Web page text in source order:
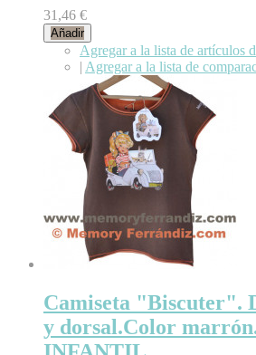
31,46 €
Añadir
Agregar a la lista de artículos
| Agregar a la lista de
Camiseta "Biscuter".
y dorsal.Color